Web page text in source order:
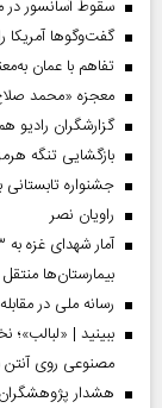
سقوط آسانسور در میدان
گفت‌وگوها آمریکا
تفاهم با عمان
معجزه «محمد
گزارشگران
بازگشایی تنگه
جشنواره تابستانی با ۱۷ فیلم سینمایی و انیمیشن روی آنتن
راویان نصر
بیمارستان‌ها
رسانه ملی در
ببینید |
مصنوعی روی آنتن
هشدار پژوهشگران